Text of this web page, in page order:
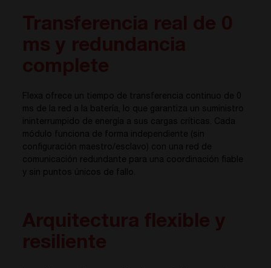
Flexa ofrece un tiempo de transferencia continuo de 0
ms de la red a la batería, lo que garantiza un suministro
ininterrumpido de energía a sus cargas críticas. Cada
módulo funciona de forma independiente (sin
configuración maestro/esclavo) con una red de
comunicación redundante para una coordinación fiable
y sin puntos únicos de fallo.